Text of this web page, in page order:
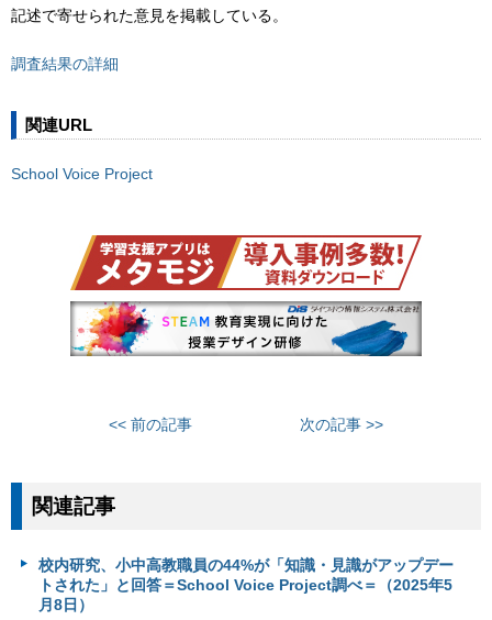
記述で寄せられた意見を掲載している。
調査結果の詳細
関連URL
School Voice Project
<< 前の記事 次の記事 >>
関連記事
校内研究、小中高教職員の44%が「知識・見識がアップデー
トされた」と回答＝School Voice Project調べ＝（2025年5
月8日）